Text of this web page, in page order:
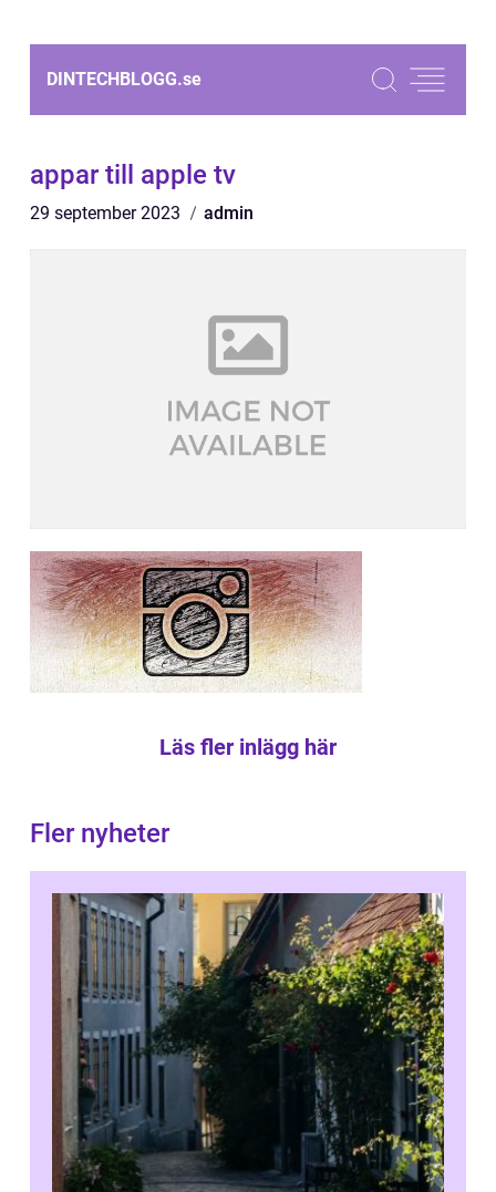
DINTECHBLOGG.se
appar till apple tv
29 september 2023 admin
Läs fler inlägg här
Fler nyheter